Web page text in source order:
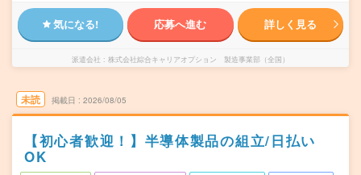
気になる! 応募へ進む 詳しく見る
派遣会社 株式会社綜合キャリアオプション 製造事業部（全国）
未読 掲載日 2026/08/05
【初心者歓迎！】半導体製品の組立/日払い
OK